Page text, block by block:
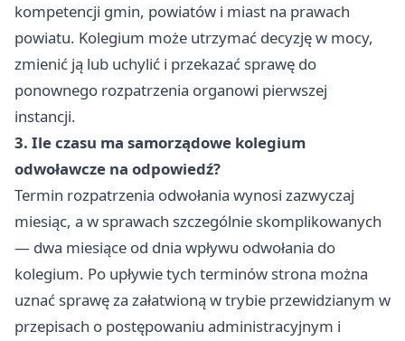
kompetencji gmin, powiatów i miast na prawach
powiatu. Kolegium może utrzymać decyzję w mocy,
zmienić ją lub uchylić i przekazać sprawę do
ponownego rozpatrzenia organowi pierwszej
instancji.
3. Ile czasu ma samorządowe kolegium
odwoławcze na odpowiedź?
Termin rozpatrzenia odwołania wynosi zazwyczaj
miesiąc, a w sprawach szczególnie skomplikowanych
— dwa miesiące od dnia wpływu odwołania do
kolegium. Po upływie tych terminów strona można
uznać sprawę za załatwioną w trybie przewidzianym w
przepisach o postępowaniu administracyjnym i